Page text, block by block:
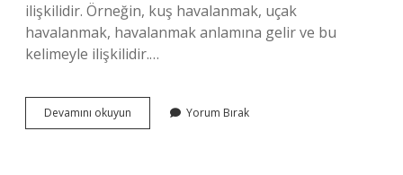
ilişkilidir. Örneğin, kuş havalanmak, uçak
havalanmak, havalanmak anlamına gelir ve bu
kelimeyle ilişkilidir.…
Devamını okuyun
Nedir
Yorum Bırak